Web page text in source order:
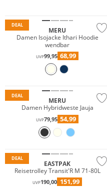
DEAL
MERU
Damen Isojacke Ithari Hoodie
wendbar
UVP99,95 68,99
DEAL
MERU
Damen Hybridweste Jauja
UVP79,95 54,99
DEAL
EASTPAK
Reisetrolley Transit'R M 71-80L
UVP190,00 151,99